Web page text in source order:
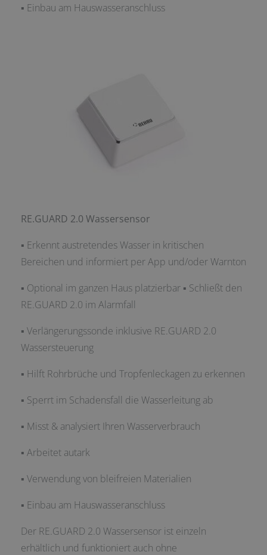
▪ Einbau am Hauswasseranschluss
RE.GUARD 2.0 Wassersensor
▪ Erkennt austretendes Wasser in kritischen
Bereichen und informiert per App und/oder Warnton
▪ Optional im ganzen Haus platzierbar ▪ Schließt den
RE.GUARD 2.0 im Alarmfall
▪ Verlängerungssonde inklusive RE.GUARD 2.0
Wassersteuerung
▪ Hilft Rohrbrüche und Tropfenleckagen zu erkennen
▪ Sperrt im Schadensfall die Wasserleitung ab
▪ Misst & analysiert Ihren Wasserverbrauch
▪ Arbeitet autark
▪ Verwendung von bleifreien Materialien
▪ Einbau am Hauswasseranschluss
Der RE.GUARD 2.0 Wassersensor ist einzeln
erhältlich und funktioniert auch ohne